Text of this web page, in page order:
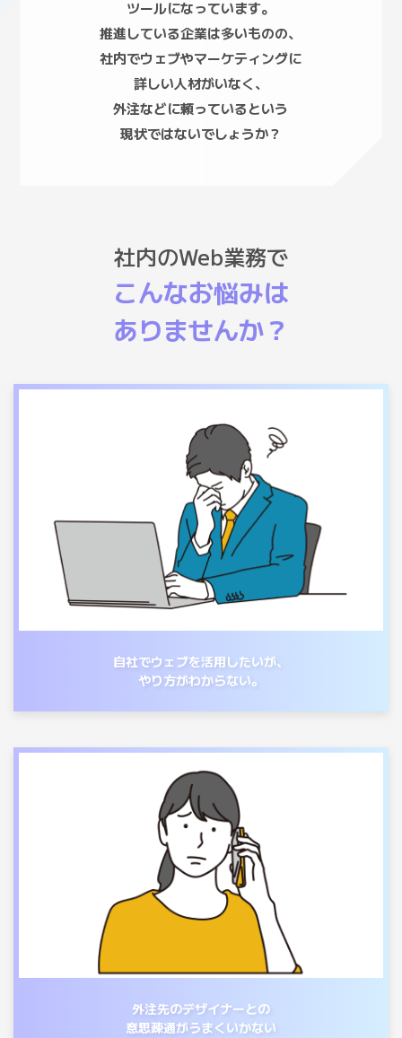
ツールになっています。
推進している企業は多いものの、
社内でウェブやマーケティングに
詳しい人材がいなく、
外注などに頼っているという
現状ではないでしょうか？
社内のWeb業務で
こんなお悩みは
ありませんか？
自社でウェブを活用したいが、
やり方がわからない。
外注先のデザイナーとの
意思疎通がうまくいかない